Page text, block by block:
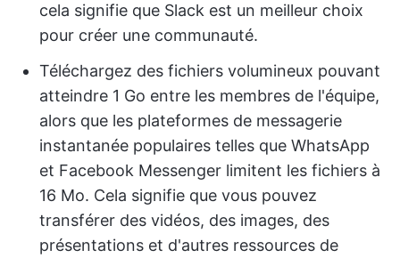
cela signifie que Slack est un meilleur choix
pour créer une communauté.
Téléchargez des fichiers volumineux pouvant
atteindre 1 Go entre les membres de l'équipe,
alors que les plateformes de messagerie
instantanée populaires telles que WhatsApp
et Facebook Messenger limitent les fichiers à
16 Mo. Cela signifie que vous pouvez
transférer des vidéos, des images, des
présentations et d'autres ressources de